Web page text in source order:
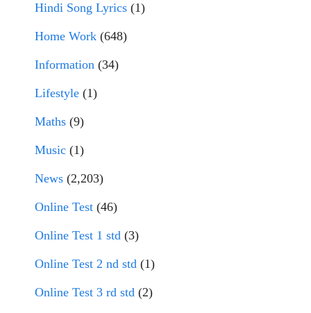
Hindi Song Lyrics (1)
Home Work (648)
Information (34)
Lifestyle (1)
Maths (9)
Music (1)
News (2,203)
Online Test (46)
Online Test 1 std (3)
Online Test 2 nd std (1)
Online Test 3 rd std (2)